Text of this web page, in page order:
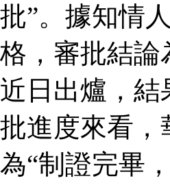
批”。據知情
格，審批結論
近日出爐，
批進度來看，
為“制證完畢